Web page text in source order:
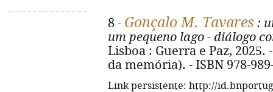
8 - Gonçalo M. Tavares :
um pequeno lago - diálogo
Lisboa : Guerra e Paz, 2025.
da memória). - ISBN 978-
Link persistente: http://